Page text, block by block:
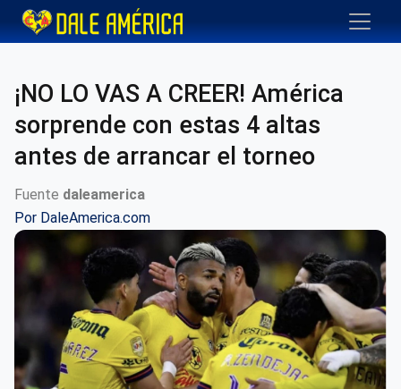
¡NO LO VAS A CREER! América
sorprende con estas 4 altas
antes de arrancar el torneo
Fuente daleamerica
Por DaleAmerica.com